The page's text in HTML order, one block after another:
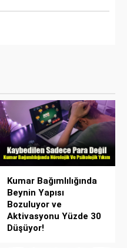
Kumar Bağımlılığında
Beynin Yapısı
Bozuluyor ve
Aktivasyonu Yüzde 30
Düşüyor!